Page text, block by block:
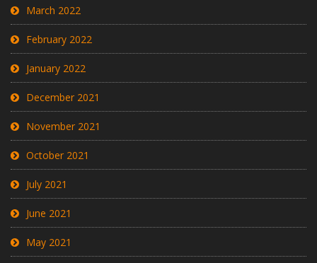
March 2022
February 2022
January 2022
December 2021
November 2021
October 2021
July 2021
June 2021
May 2021